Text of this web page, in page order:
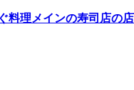
料理メインの寿司店の店